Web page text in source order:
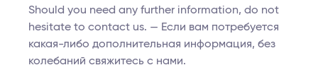
Should you need any further information, do not
hesitate to contact us. — Если вам потребуется
какая-либо дополнительная информация, без
колебаний свяжитесь с нами.